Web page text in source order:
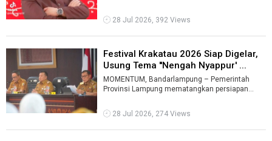
perjalan ...
28 Jul 2026, 392 Views
Festival Krakatau 2026 Siap Digelar,
Usung Tema ''Nengah Nyappur' ...
MOMENTUM, Bandarlampung – Pemerintah
Provinsi Lampung mematangkan persiapan
2026 m ...
28 Jul 2026, 274 Views